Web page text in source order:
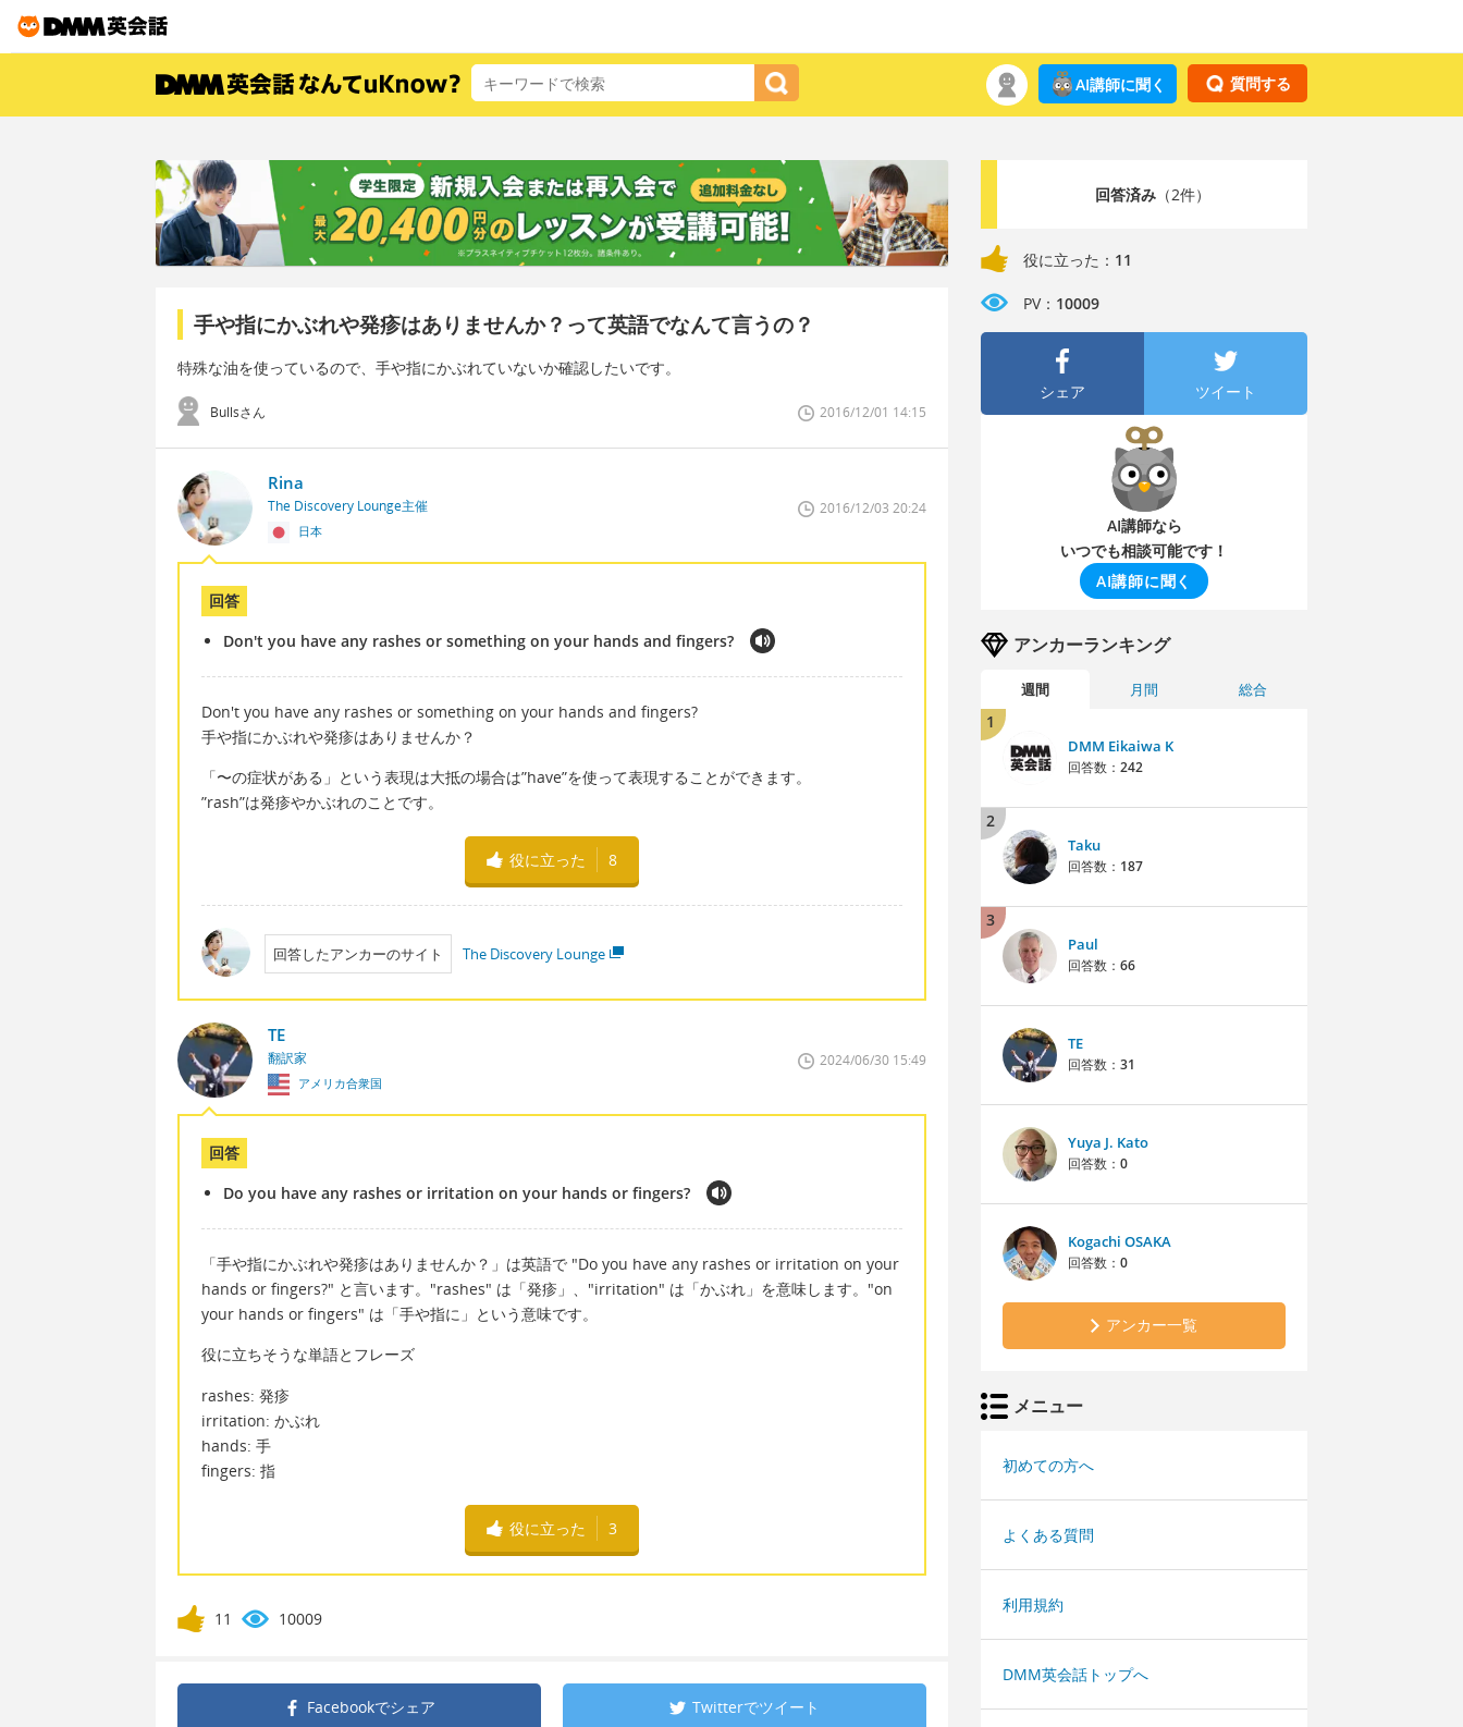
質問する
AI講師に聞く
手や指にかぶれや発疹はありませんか？って英語でなんて言うの？
特殊な油を使っているので、手や指にかぶれていないか確認したいです。
Bullsさん 2016/12/01 14:15
Rina
The Discovery Lounge主催
日本
2016/12/03 20:24
回答
Don't you have any rashes or something on your hands and fingers?
Don't you have any rashes or something on your hands and fingers?
手や指にかぶれや発疹はありませんか？
「〜の症状がある」という表現は大抵の場合は”have”を使って表現することができます。
”rash”は発疹やかぶれのことです。
役に立った 8
回答したアンカーのサイト The Discovery Lounge
TE
翻訳家
アメリカ合衆国
2024/06/30 15:49
回答
Do you have any rashes or irritation on your hands or fingers?
「手や指にかぶれや発疹はありませんか？」は英語で "Do you have any rashes or irritation on your
hands or fingers?" と言います。"rashes" は「発疹」、"irritation" は「かぶれ」を意味します。"on
your hands or fingers" は「手や指に」という意味です。
役に立ちそうな単語とフレーズ
rashes: 発疹
irritation: かぶれ
hands: 手
fingers: 指
役に立った 3
11 10009
Facebookでシェア Twitterでツイート
回答済み（2件）
役に立った： 11
PV： 10009
シェア ツイート
AI講師なら
いつでも相談可能です！
AI講師に聞く
アンカーランキング
週間 月間 総合
1
DMM Eikaiwa K
回答数： 242
2
Taku
回答数： 187
3
Paul
回答数： 66
TE
回答数： 31
Yuya J. Kato
回答数： 0
Kogachi OSAKA
回答数： 0
アンカー一覧
メニュー
初めての方へ
よくある質問
利用規約
DMM英会話トップへ